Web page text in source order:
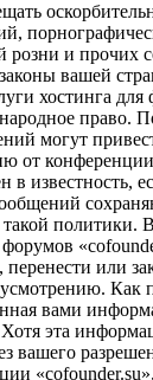
розни и прочих
вашей
хостинга
право.
могут
от
в известность,
политики.
перенести или
Как
вами
эта
вашего